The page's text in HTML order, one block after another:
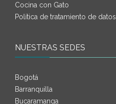
Cocina con Gato
Política de tratamiento de datos
NUESTRAS SEDES
Bogotá
Barranquilla
Bucaramanga